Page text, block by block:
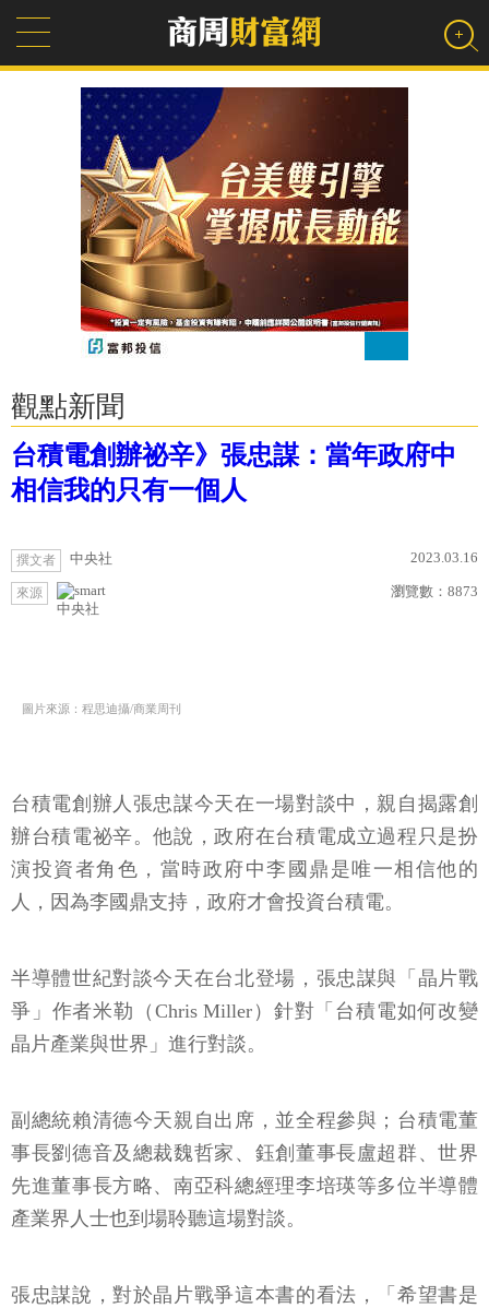
觀點新聞
台積電創辦祕辛》張忠謀：當年政府中
相信我的只有一個人
撰文者 中央社 2023.03.16
來源
中央社
瀏覽數： 8873
圖片來源：程思迪攝/商業周刊
台積電創辦人張忠謀今天在一場對談中，親自揭露創
辦台積電祕辛。他說，政府在台積電成立過程只是扮
演投資者角色，當時政府中李國鼎是唯一相信他的
人，因為李國鼎支持，政府才會投資台積電。
半導體世紀對談今天在台北登場，張忠謀與「晶片戰
爭」作者米勒（Chris Miller）針對「台積電如何改變
晶片產業與世界」進行對談。
副總統賴清德今天親自出席，並全程參與；台積電董
事長劉德音及總裁魏哲家、鈺創董事長盧超群、世界
先進董事長方略、南亞科總經理李培瑛等多位半導體
產業界人士也到場聆聽這場對談。
張忠謀說，對於晶片戰爭這本書的看法，「希望書是